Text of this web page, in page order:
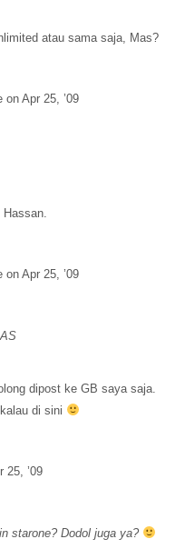
atau sama saja, Mas?
on Apr 25, ’09
on Apr 25, ’09
dipost ke GB saya saja.
di sini
25, ’09
starone? Dodol juga ya?